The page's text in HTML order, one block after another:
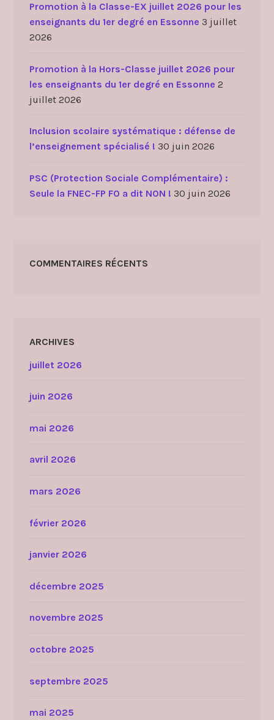
Promotion à la Classe-EX juillet 2026 pour les
enseignants du 1er degré en Essonne 3 juillet
2026
Promotion à la Hors-Classe juillet 2026 pour
les enseignants du 1er degré en Essonne 2
juillet 2026
Inclusion scolaire systématique : défense de
l’enseignement spécialisé ! 30 juin 2026
PSC (Protection Sociale Complémentaire) :
Seule la FNEC-FP FO a dit NON ! 30 juin 2026
COMMENTAIRES RÉCENTS
ARCHIVES
juillet 2026
juin 2026
mai 2026
avril 2026
mars 2026
février 2026
janvier 2026
décembre 2025
novembre 2025
octobre 2025
septembre 2025
mai 2025